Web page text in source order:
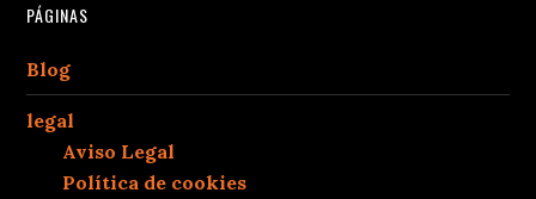
PÁGINAS
Blog
legal
Aviso Legal
Política de cookies